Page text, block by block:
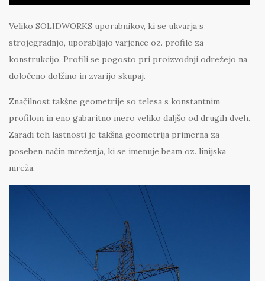
Veliko SOLIDWORKS uporabnikov, ki se ukvarja s
strojegradnjo, uporabljajo varjence oz. profile za
konstrukcijo. Profili se pogosto pri proizvodnji odrežejo na
določeno dolžino in zvarijo skupaj.
Značilnost takšne geometrije so telesa s konstantnim
profilom in eno gabaritno mero veliko daljšo od drugih dveh.
Zaradi teh lastnosti je takšna geometrija primerna za
poseben način mreženja, ki se imenuje beam oz. linijska
mreža.